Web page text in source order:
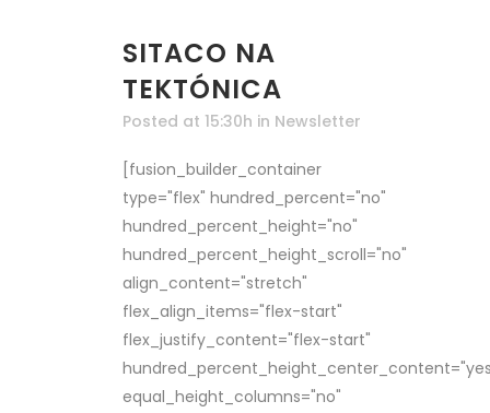
SITACO NA
TEKTÓNICA
Posted at 15:30h in Newsletter
[fusion_builder_container
type="flex" hundred_percent="no"
hundred_percent_height="no"
hundred_percent_height_scroll="no"
align_content="stretch"
flex_align_items="flex-start"
flex_justify_content="flex-start"
equal_height_columns="no"